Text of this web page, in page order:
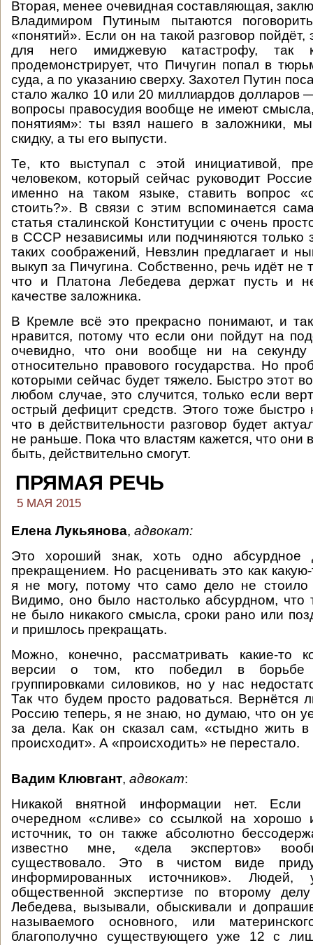
Вторая, менее очевидная составляющая,
Владимиром Путиным пытаются
«понятий». Если он на такой разговор пойдёт,
для него имиджевую катастрофу, так
продемонстрирует, что Пичугин попал в
суда, а по указанию сверху. Захотел Путин
стало жалко 10 или 20 миллиардов долларов
вопросы правосудия вообще не имеют
понятиям»: ты взял нашего в заложники,
скидку, а ты его выпусти.
Те, кто выступал с этой инициативой,
человеком, который сейчас руководит
именно на таком языке, ставить вопрос
стоить?». В связи с этим вспоминается
статья сталинской Конституции с очень
в СССР независимы или подчиняются только
таких соображений, Невзлин предлагает и
выкуп за Пичугина. Собственно, речь идёт не
что и Платона Лебедева держат пусть и
качестве заложника.
В Кремле всё это прекрасно понимают, и
нравится, потому что если они пойдут на
очевидно, что они вообще ни на секунду
относительно правового государства. Но
которыми сейчас будет тяжело. Быстро этот
любом случае, это случится, только если
острый дефицит средств. Этого тоже быстро
что в действительности разговор будет
не раньше. Пока что властям кажется, что они
быть, действительно смогут.
ПРЯМАЯ РЕЧЬ
5 МАЯ 2015
Елена Лукьянова, адвокат:
Это хороший знак, хоть одно абсурдное
прекращением. Но расценивать это как
я не могу, потому что само дело не стоило
Видимо, оно было настолько абсурдном, что
не было никакого смысла, сроки рано или
и пришлось прекращать.
Можно, конечно, рассматривать какие-то
версии о том, кто победил в борьбе
группировками силовиков, но у нас
Так что будем просто радоваться. Вернётся
Россию теперь, я не знаю, но думаю, что он
за дела. Как он сказал сам, «стыдно жить в
происходит». А «происходить» не перестало.
Вадим Клювгант, адвокат:
Никакой внятной информации нет. Если
очередном «сливе» со ссылкой на хорошо
источник, то он также абсолютно
известно мне, «дела экспертов»
существовало. Это в чистом виде
информированных источников». Людей,
общественной экспертизе по второму
Лебедева, вызывали, обыскивали и
называемого основного, или
благополучно существующего уже 12 с